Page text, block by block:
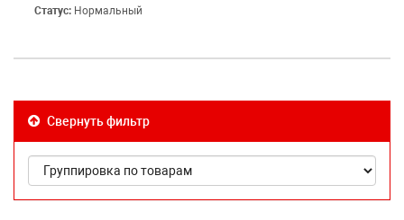
Статус: Нормальный
Свернуть фильтр